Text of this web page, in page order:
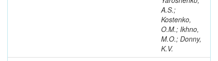
A.S.;
Kostenko,
O.M.; Ikhno,
M.O.; Donny,
K.V.